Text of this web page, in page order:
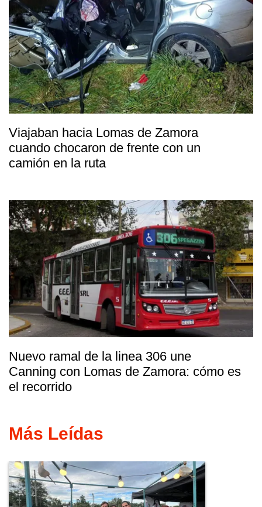
Viajaban hacia Lomas de Zamora
cuando chocaron de frente con un
camión en la ruta
Nuevo ramal de la linea 306 une
Canning con Lomas de Zamora: cómo es
el recorrido
Más Leídas